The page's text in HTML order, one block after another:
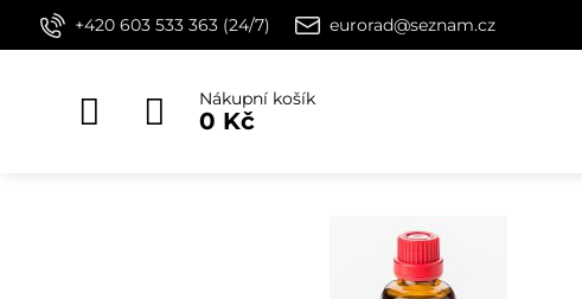
+420 603 533 363 (24/7) eurorad@seznam.cz
Nákupní košík
0 Kč